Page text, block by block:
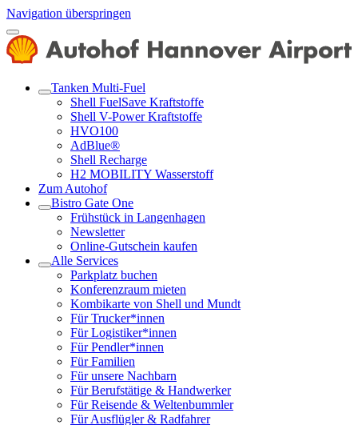
Navigation überspringen
Tanken Multi-Fuel
Shell FuelSave Kraftstoffe
Shell V-Power Kraftstoffe
HVO100
AdBlue®
Shell Recharge
H2 MOBILITY Wasserstoff
Zum Autohof
Bistro Gate One
Frühstück in Langenhagen
Newsletter
Online-Gutschein kaufen
Alle Services
Parkplatz buchen
Konferenzraum mieten
Kombikarte von Shell und Mundt
Für Trucker*innen
Für Logistiker*innen
Für Pendler*innen
Für Familien
Für unsere Nachbarn
Für Berufstätige & Handwerker
Für Reisende & Weltenbummler
Für Ausflügler & Radfahrer